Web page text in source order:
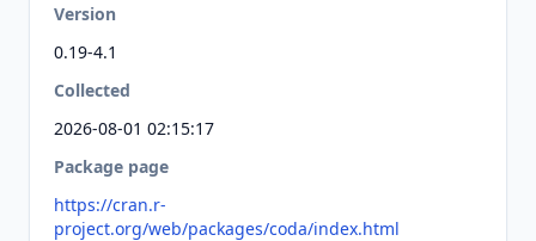
Version
0.19-4.1
Collected
2026-08-01 02:15:17
Package page
https://cran.r-
project.org/web/packages/coda/index.html